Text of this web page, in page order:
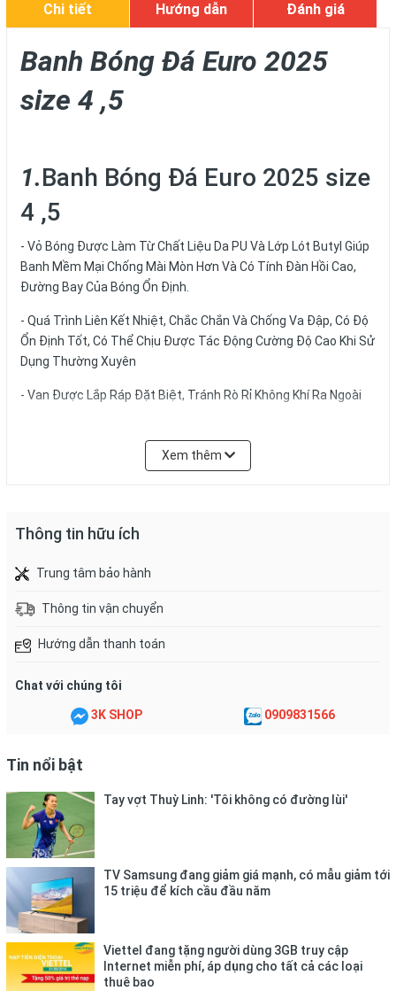
Chi tiết Hướng dẫn Đánh giá
Banh Bóng Đá Euro 2025
size 4 ,5
1.Banh Bóng Đá Euro 2025 size
4 ,5
- Vỏ Bóng Được Làm Từ Chất Liệu Da PU Và Lớp Lót Butyl Giúp
Banh Mềm Mại Chống Mài Mòn Hơn Và Có Tính Đàn Hồi Cao,
Đường Bay Của Bóng Ổn Định.
- Quá Trình Liên Kết Nhiệt, Chắc Chắn Và Chống Va Đập, Có Độ
Ổn Định Tốt, Có Thể Chịu Được Tác Động Cường Độ Cao Khi Sử
Dụng Thường Xuyên
- Van Được Lắp Ráp Đặt Biệt, Tránh Rò Rỉ Không Khí Ra Ngoài
- Vỏ Bóng Được Cấu Tạo Rất Nhiều Lớp , Có Độ Bền Cao , Trong
Kính 21,5cm, Phù Hợp Với Thi Đấu Mọi Loại Sân.
3. Cách Bảo Quản
Không Phơi Bóng Ở Nơi Có ÁNH NẮNG TRỰC TIẾP - Sẽ Giúp
Không Lấy Bàn Chải TRÀ TRỰC TIẾP
Xem thêm
Thông tin hữu ích
Trung tâm bảo hành
Thông tin vận chuyển
Hướng dẫn thanh toán
Chat với chúng tôi
3K SHOP 0909831566
Tin nổi bật
Tay vợt Thuỳ Linh: 'Tôi không có đường lùi'
TV Samsung đang giảm giá mạnh, có mẫu giảm tới
15 triệu để kích cầu đầu năm
Viettel đang tặng người dùng 3GB truy cập
Internet miễn phí, áp dụng cho tất cả các loại
thuê bao